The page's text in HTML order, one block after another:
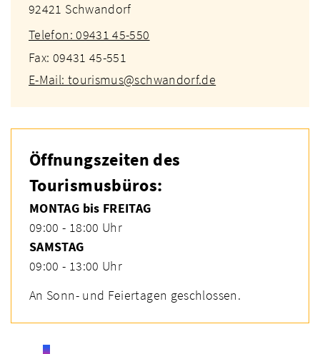
92421 Schwandorf
Telefon: 09431 45-550
Fax: 09431 45-551
E-Mail: tourismus@schwandorf.de
Öffnungszeiten des
Tourismusbüros:
MONTAG bis FREITAG
09:00 - 18:00 Uhr
SAMSTAG
09:00 - 13:00 Uhr
An Sonn- und Feiertagen geschlossen.